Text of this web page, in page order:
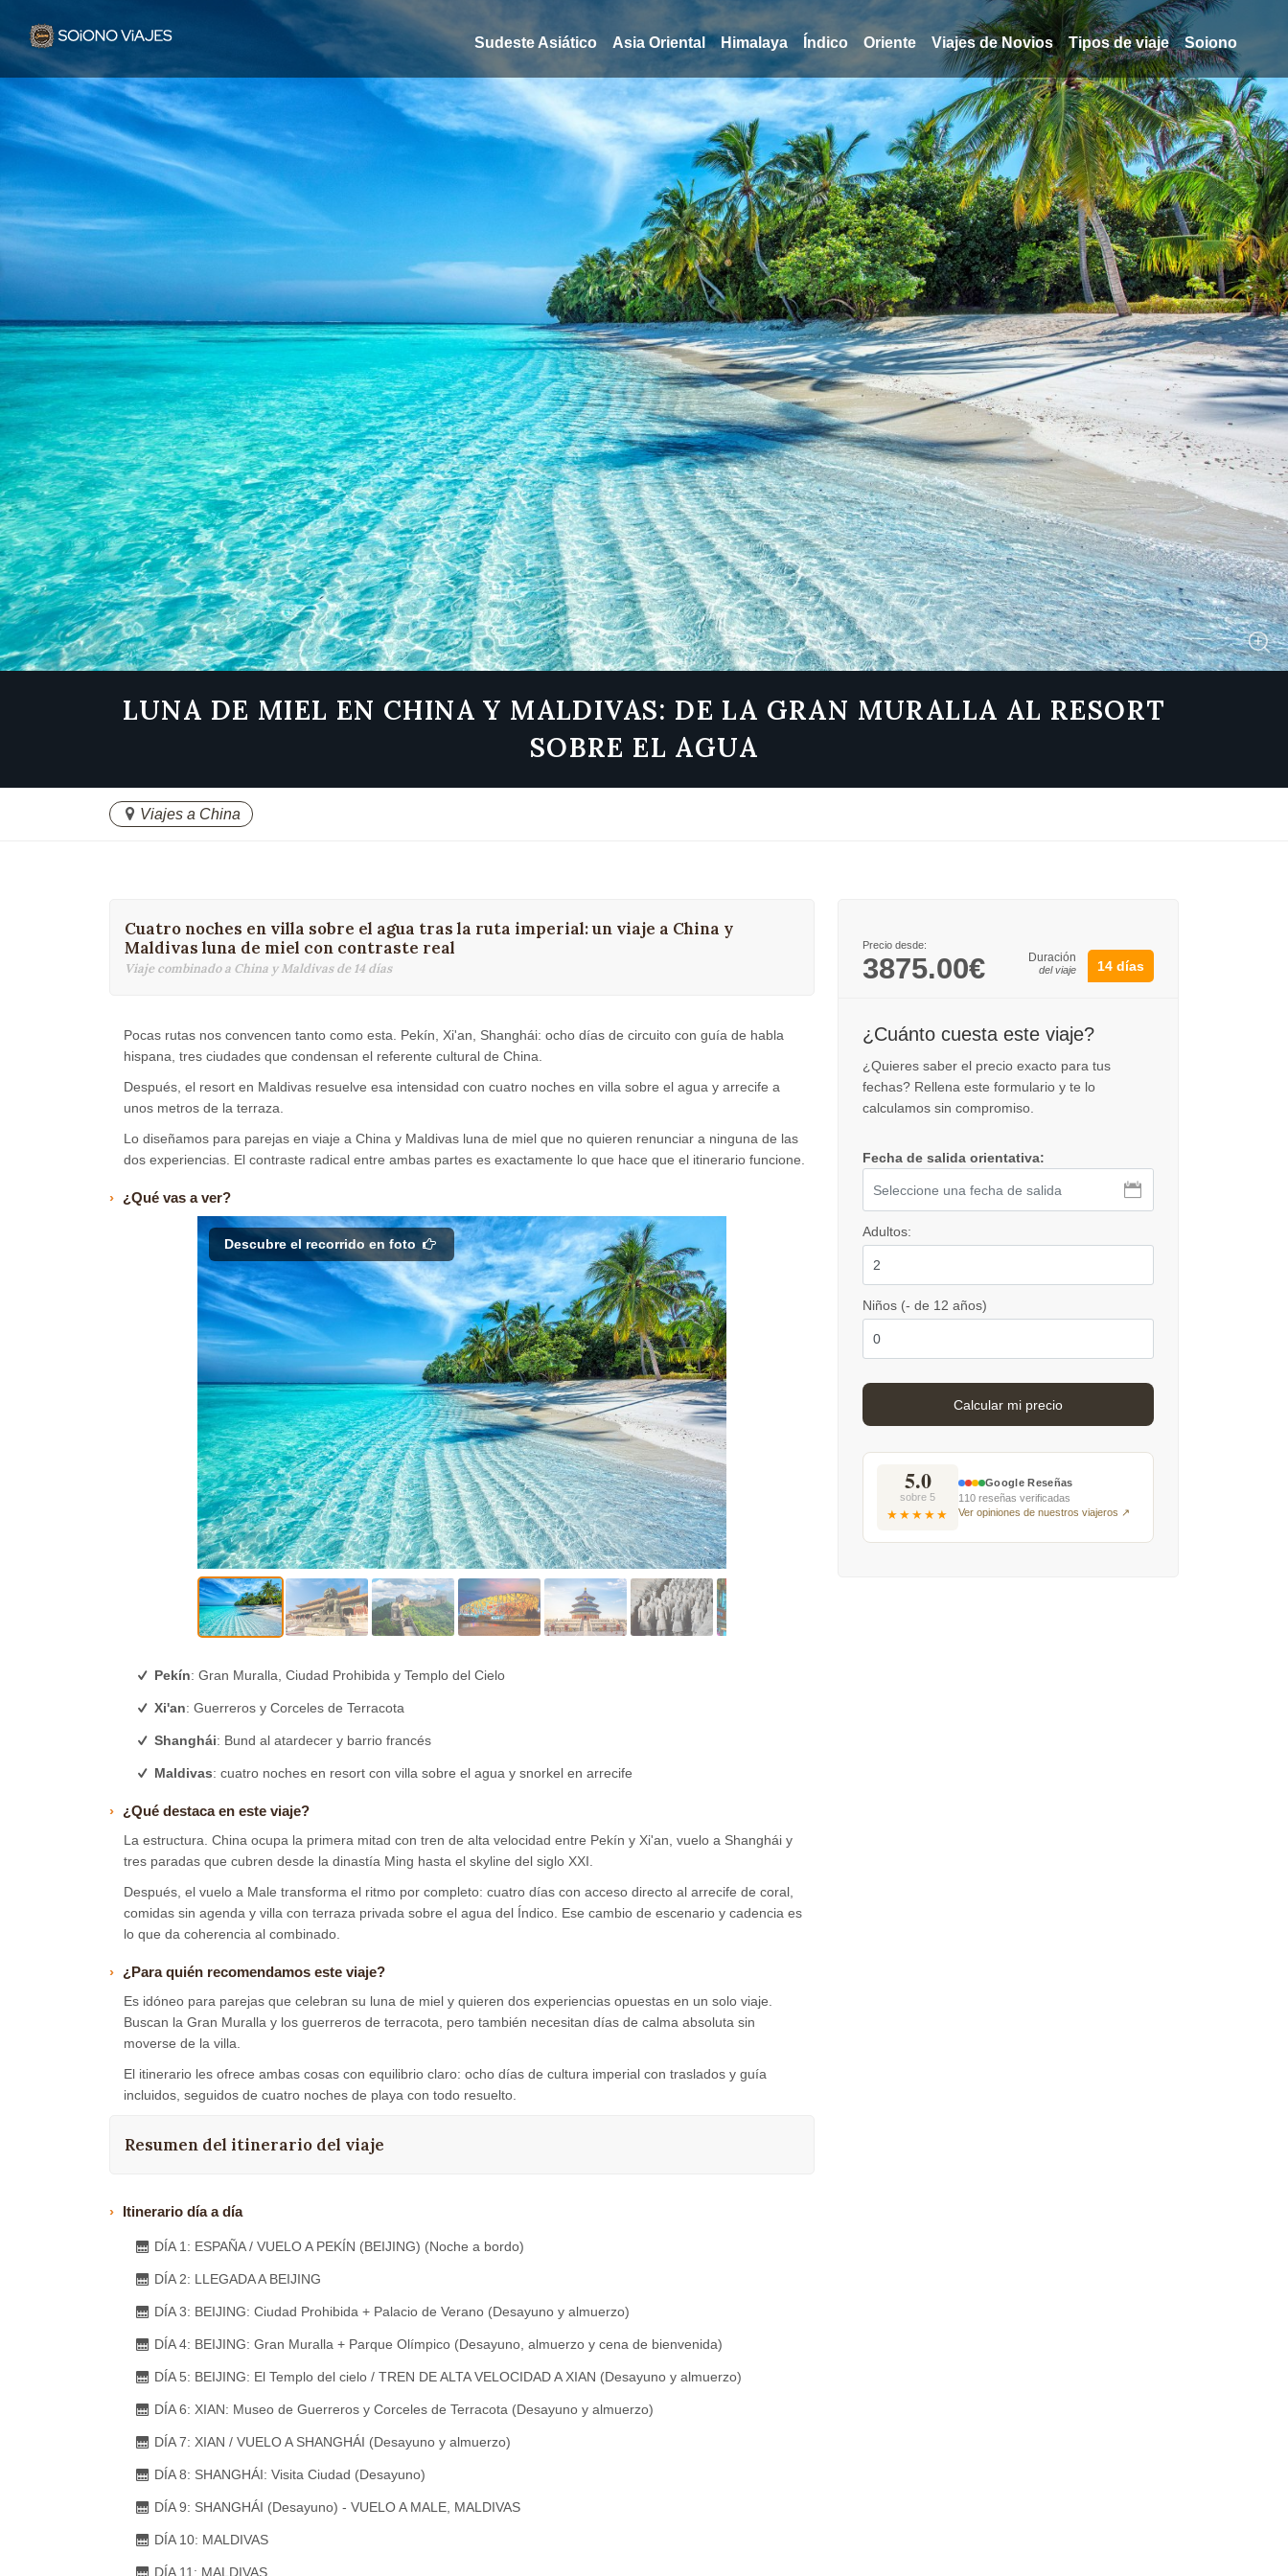
LUNA DE MIEL EN CHINA Y MALDIVAS: DE LA GRAN MURALLA AL RESORT
SOBRE EL AGUA
Viajes a China
Cuatro noches en villa sobre el agua tras la ruta imperial: un viaje a China y
Maldivas luna de miel con contraste real
Viaje combinado a China y Maldivas de 14 días
Pocas rutas nos convencen tanto como esta. Pekín, Xi'an, Shanghái: ocho días de circuito con guía de habla
hispana, tres ciudades que condensan el referente cultural de China.
Después, el resort en Maldivas resuelve esa intensidad con cuatro noches en villa sobre el agua y arrecife a
unos metros de la terraza.
Lo diseñamos para parejas en viaje a China y Maldivas luna de miel que no quieren renunciar a ninguna de las
dos experiencias. El contraste radical entre ambas partes es exactamente lo que hace que el itinerario funcione.
¿Qué vas a ver?
Descubre el recorrido en foto
Pekín: Gran Muralla, Ciudad Prohibida y Templo del Cielo
Xi'an: Guerreros y Corceles de Terracota
Shanghái: Bund al atardecer y barrio francés
Maldivas: cuatro noches en resort con villa sobre el agua y snorkel en arrecife
¿Qué destaca en este viaje?
La estructura. China ocupa la primera mitad con tren de alta velocidad entre Pekín y Xi'an, vuelo a Shanghái y
tres paradas que cubren desde la dinastía Ming hasta el skyline del siglo XXI.
Después, el vuelo a Male transforma el ritmo por completo: cuatro días con acceso directo al arrecife de coral,
comidas sin agenda y villa con terraza privada sobre el agua del Índico. Ese cambio de escenario y cadencia es
lo que da coherencia al combinado.
¿Para quién recomendamos este viaje?
Es idóneo para parejas que celebran su luna de miel y quieren dos experiencias opuestas en un solo viaje.
Buscan la Gran Muralla y los guerreros de terracota, pero también necesitan días de calma absoluta sin
moverse de la villa.
El itinerario les ofrece ambas cosas con equilibrio claro: ocho días de cultura imperial con traslados y guía
incluidos, seguidos de cuatro noches de playa con todo resuelto.
Resumen del itinerario del viaje
Itinerario día a día
DÍA 1: ESPAÑA / VUELO A PEKÍN (BEIJING) (Noche a bordo)
DÍA 2: LLEGADA A BEIJING
DÍA 3: BEIJING: Ciudad Prohibida + Palacio de Verano (Desayuno y almuerzo)
DÍA 4: BEIJING: Gran Muralla + Parque Olímpico (Desayuno, almuerzo y cena de bienvenida)
DÍA 5: BEIJING: El Templo del cielo / TREN DE ALTA VELOCIDAD A XIAN (Desayuno y almuerzo)
DÍA 6: XIAN: Museo de Guerreros y Corceles de Terracota (Desayuno y almuerzo)
DÍA 7: XIAN / VUELO A SHANGHÁI (Desayuno y almuerzo)
DÍA 8: SHANGHÁI: Visita Ciudad (Desayuno)
DÍA 9: SHANGHÁI (Desayuno) - VUELO A MALE, MALDIVAS
DÍA 10: MALDIVAS
DÍA 11: MALDIVAS
Precio desde:
3875.00€ Duración
del viaje 14 días
¿Cuánto cuesta este viaje?
¿Quieres saber el precio exacto para tus
fechas? Rellena este formulario y te lo
calculamos sin compromiso.
Fecha de salida orientativa:
Adultos:
Niños (- de 12 años)
5.0
sobre 5
★★★★★
Google Reseñas
110 reseñas verificadas
Ver opiniones de nuestros viajeros ↗
Sudeste Asiático Asia Oriental Himalaya Índico Oriente Viajes de Novios Tipos de viaje Soiono